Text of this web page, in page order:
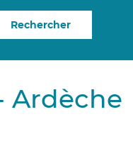
Rechercher
Ardèche